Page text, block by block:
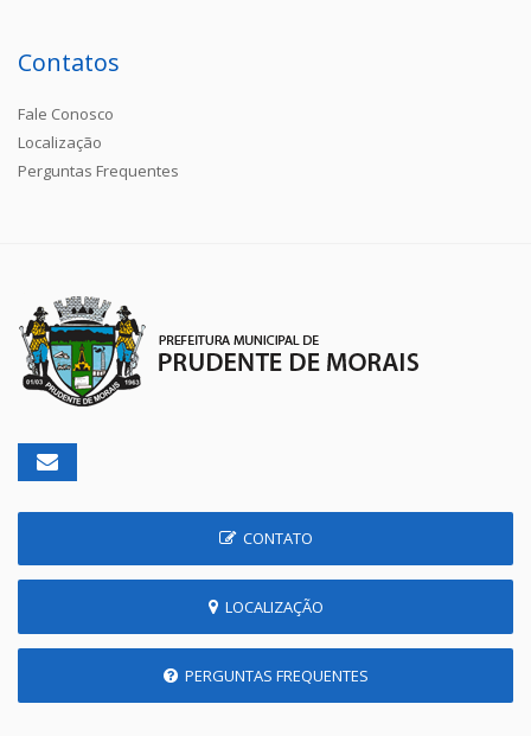
Contatos
Fale Conosco
Localização
Perguntas Frequentes
CONTATO
LOCALIZAÇÃO
PERGUNTAS FREQUENTES